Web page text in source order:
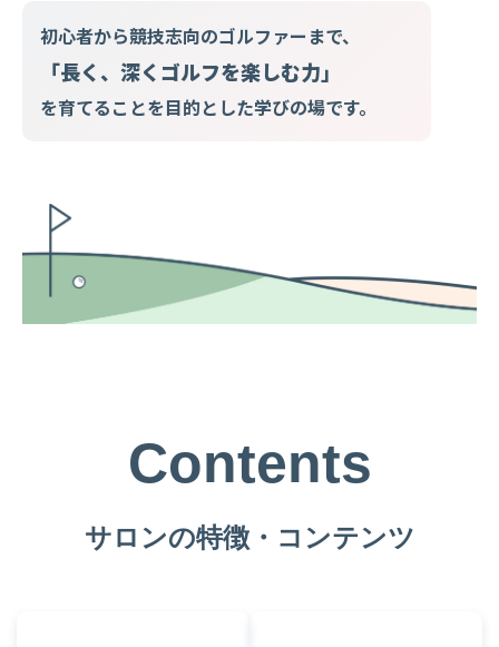
初心者から競技志向のゴルファーまで、
「長く、深くゴルフを楽しむ力」
を育てることを目的とした学びの場です。
Contents
サロンの特徴・コンテンツ